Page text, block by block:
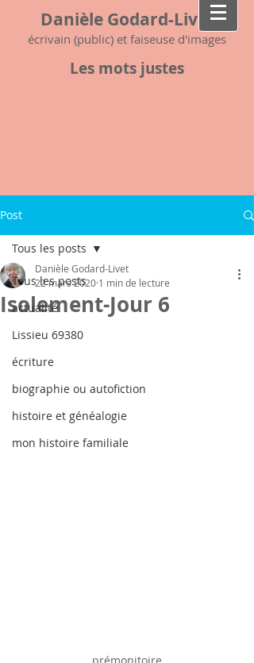
Danièle Godard-Livet
écrivain (public) et faiseuse d'images
Les mots justes
Post
Tous les posts
actualité
Lissieu 69380
écriture
biographie ou autofiction
histoire et généalogie
mon histoire familiale
Tous les posts
Isolement-Jour 6
Danièle Godard-Livet
22 mars 2020 1 min de lecture
prémonitoire